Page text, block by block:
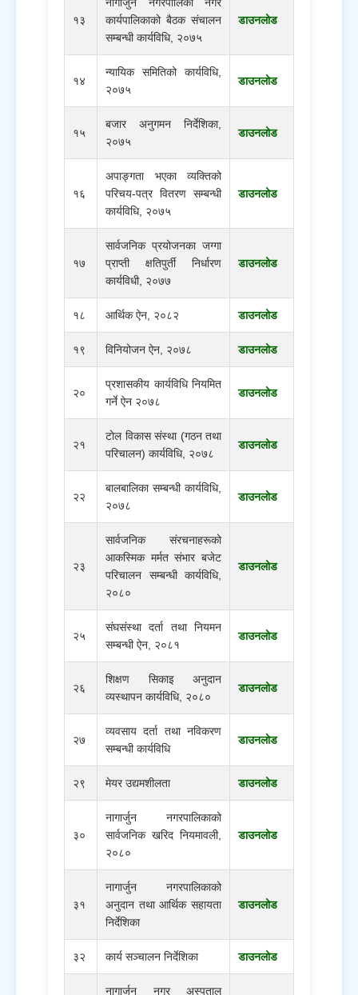
१३
नागार्जुन नगरपालिका नगर
कार्यपालिकाको बैठक संचालन
सम्बन्धी कार्यविधि, २०७५
डाउनलोड
१४
न्यायिक समितिको कार्यविधि,
२०७५
डाउनलोड
१५
बजार अनुगमन निर्देशिका,
२०७५
डाउनलोड
१६
अपाङ्गता भएका व्यक्तिको
परिचय-पत्र वितरण सम्बन्धी
कार्यविधि, २०७५
डाउनलोड
१७
सार्वजनिक प्रयोजनका जग्गा
प्राप्ती क्षतिपुर्ती निर्धारण
कार्यविधी, २०७७
डाउनलोड
१८ आर्थिक ऐन, २०८२ डाउनलोड
१९ विनियोजन ऐन, २०७८ डाउनलोड
२०
प्रशासकीय कार्यविधि नियमित
गर्ने ऐन २०७८
डाउनलोड
२१
टोल विकास संस्था (गठन तथा
परिचालन) कार्यविधि, २०७८
डाउनलोड
२२
बालबालिका सम्बन्धी कार्यविधि,
२०७८
डाउनलोड
२३
सार्वजनिक संरचनाहरूको
आकस्मिक मर्मत संभार बजेट
परिचालन सम्बन्धी कार्यविधि,
२०८०
डाउनलोड
२५
संघसंस्था दर्ता तथा नियमन
सम्बन्धी ऐन, २०८१
डाउनलोड
२६
शिक्षण सिकाइ अनुदान
व्यस्थापन कार्यविधि, २०८०
डाउनलोड
२७
व्यवसाय दर्ता तथा नविकरण
सम्बन्धी कार्यविधि
डाउनलोड
२९ मेयर उद्यमशीलता डाउनलोड
३०
नागार्जुन नगरपालिकाको
सार्वजनिक खरिद नियमावली,
२०८०
डाउनलोड
३१
नागार्जुन नगरपालिकाको
अनुदान तथा आर्थिक सहायता
निर्देशिका
डाउनलोड
३२ कार्य सञ्चालन निर्देशिका डाउनलोड
नागार्जुन नगर अस्पताल